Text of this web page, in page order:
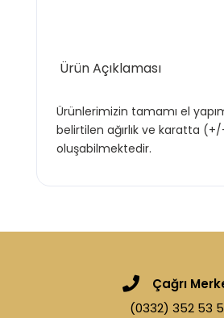
Ürün Açıklaması
Ürünlerimizin tamamı el
belirtilen ağırlık ve karatta
oluşabilmektedir.
Çağrı
(0332) 352 53